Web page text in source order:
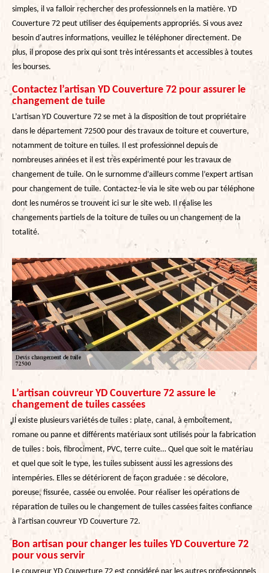
simples, il va falloir rechercher des professionnels en la matière. YD
Couverture 72 peut utiliser des équipements appropriés. Si vous avez
besoin d'autres informations, veuillez le téléphoner directement. De
plus, il propose des prix qui sont très intéressants et accessibles à toutes
les bourses.
Contactez l’artisan YD Couverture 72 pour assurer le
changement de tuile
L’artisan YD Couverture 72 se met à la disposition de tout propriétaire
dans le département 72500 pour des travaux de toiture et couverture,
notamment de toiture en tuiles. Il est professionnel depuis de
nombreuses années et il est très expérimenté pour les travaux de
changement de tuile. On le surnomme d’ailleurs comme l’expert artisan
pour changement de tuile. Contactez-le via le site web ou par téléphone
dont les numéros se trouvent ici sur le site web. Il réalise les
changements partiels de la toiture de tuiles ou un changement de la
totalité.
L’artisan couvreur YD Couverture 72 assure le
changement de tuiles cassées
Il existe plusieurs variétés de tuiles : plate, canal, à emboîtement,
romane ou panne et différents matériaux sont utilisés pour la fabrication
de tuiles : bois, fibrociment, PVC, terre cuite… Quel que soit le matériau
et quel que soit le type, les tuiles subissent aussi les agressions des
intempéries. Elles se détériorent de façon graduée : se décolore,
poreuse, fissurée, cassée ou envolée. Pour réaliser les opérations de
réparation de tuiles ou le changement de tuiles cassées faites confiance
à l’artisan couvreur YD Couverture 72.
Bon artisan pour changer les tuiles YD Couverture 72
pour vous servir